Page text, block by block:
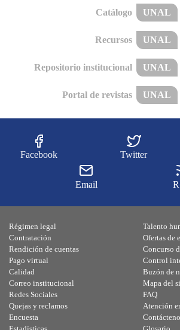
Catálogo UNAL
Recursos UNAL
Repositorio institucional UNAL
Portal de revistas UNAL
Facebook Twitter
Email
Régimen legal
Contratación
Rendición de cuentas
Pago virtual
Calidad
Talento
Ofertas de
Concurso
Control
Buzón de
Correo institucional
Redes Sociales
Quejas y reclamos
Encuesta
Mapa del
FAQ
Atención